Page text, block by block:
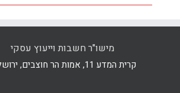
מישו"ר חשבות וייעוץ עסקי
קרית המדע 11, אמות הר חוצבים, ירושלים